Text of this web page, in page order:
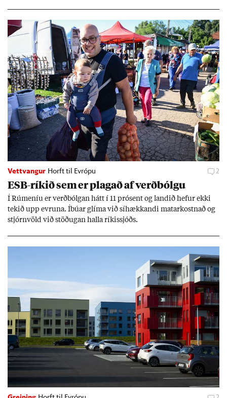
Vettvangur Horft til Evrópu 2
ESB-rík­ið sem er plag­að af verð­bólgu
Í Rúm­en­íu er verð­bólg­an hátt í 11 pró­sent og land­ið hef­ur ekki
tek­ið upp evr­una. Íbú­ar glíma við sí­hækk­andi mat­ar­kostn­að og
stjórn­völd við stöð­ug­an halla rík­is­sjóðs.